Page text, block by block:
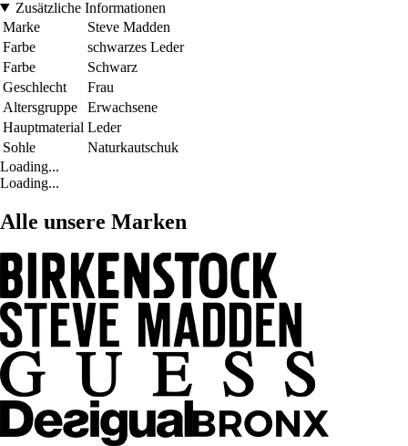
Zusätzliche Informationen
Marke
Steve Madden
Farbe
schwarzes Leder
Farbe
Schwarz
Geschlecht
Frau
Altersgruppe
Erwachsene
Hauptmaterial Leder
Sohle
Naturkautschuk
Loading...
Loading...
Alle unsere Marken